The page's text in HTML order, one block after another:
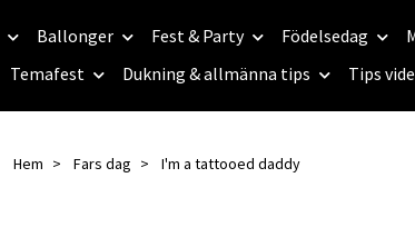
Ballonger Fest & Party Födelsedag
Temafest Dukning & allmänna tips Tips
Hem Fars dag I'm a tattooed daddy